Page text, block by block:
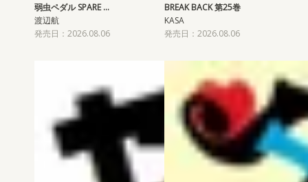
弱虫ペダル SPARE …
渡辺航
発売日：2026.08.06
BREAK BACK 第25巻
KASA
発売日：2026.08.06